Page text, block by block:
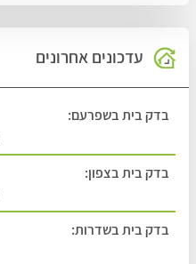
עדכונים אחרונים
בדק בית בשפרעם:
בדק בית בצפון:
בדק בית בשדרות: